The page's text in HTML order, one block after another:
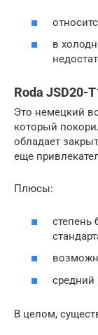
в
Roda JSD20-
Это немецкий
который
обладает
еще
Плюсы:
степень
средний
В целом,